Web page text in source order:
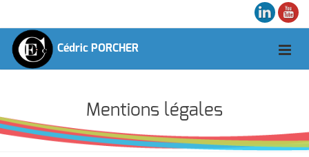
Cédric PORCHER
Mentions légales